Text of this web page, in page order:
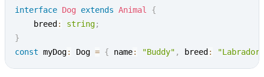
interface Dog extends Animal
{
    breed
: string;
}
const myDog: Dog = { name: "Buddy" , breed : "Labrador"